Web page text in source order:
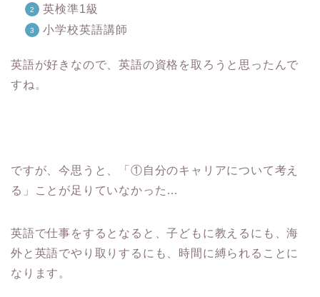
英検準1級
小学校英語講師
英語が好きなので、英語の資格を取ろうと思ったんで
すね。
ですが、今思うと、「①自分のキャリアについて考え
る」ことが足りていなかった…
英語で仕事をするとなると、子どもに教えるにも、海
外と英語でやり取りするにも、時間に縛られることに
なります。